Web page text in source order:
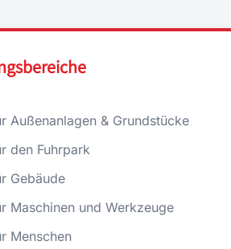
Außenanlagen & Grundstücke
den Fuhrpark
Gebäude
Maschinen und Werkzeuge
Menschen